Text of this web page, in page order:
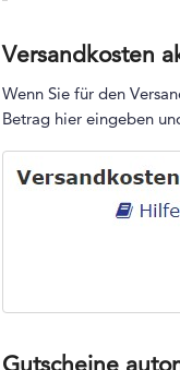
Versandkosten
Wenn Sie für den
Betrag hier eingeben
Gutscheine